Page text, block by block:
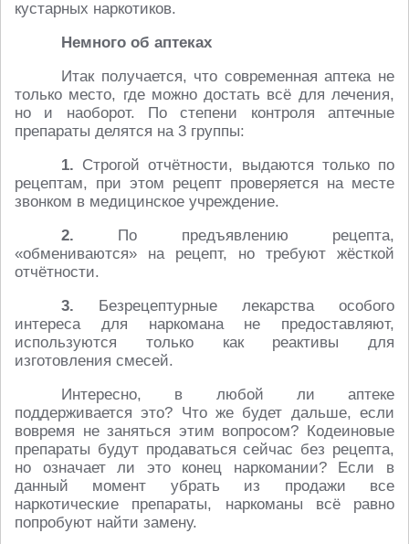
кустарных наркотиков.
Немного об аптеках
Итак получается, что современная аптека не
только место, где можно достать всё для лечения,
но и наоборот. По степени контроля аптечные
препараты делятся на 3 группы:
1. Строгой отчётности, выдаются только по
рецептам, при этом рецепт проверяется на месте
звонком в медицинское учреждение.
2. По предъявлению рецепта,
«обмениваются» на рецепт, но требуют жёсткой
отчётности.
3. Безрецептурные лекарства особого
интереса для наркомана не предоставляют,
используются только как реактивы для
изготовления смесей.
Интересно, в любой ли аптеке
поддерживается это? Что же будет дальше, если
вовремя не заняться этим вопросом? Кодеиновые
препараты будут продаваться сейчас без рецепта,
но означает ли это конец наркомании? Если в
данный момент убрать из продажи все
наркотические препараты, наркоманы всё равно
попробуют найти замену.